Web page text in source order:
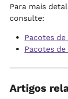
Para mais
consulte:
Pacotes
Pacotes
Artigos